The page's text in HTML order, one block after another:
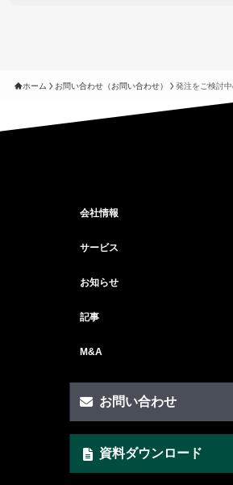
ホーム お問い合わせ（お問い合わせ） 発注をご検討中
会社情報
企業情報トップ
サービス
サービス紹介 トップ
セキュリティ顧問サービス
脆弱性診断サービス
AI Securityサービス
お知らせ
ニュース トップ
記事
M&A
お問い合わせ
資料ダウンロード